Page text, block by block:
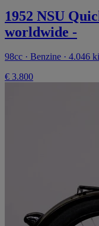
1952 NSU
worldwide -
98cc · Benzine · 4.046
€ 3.800